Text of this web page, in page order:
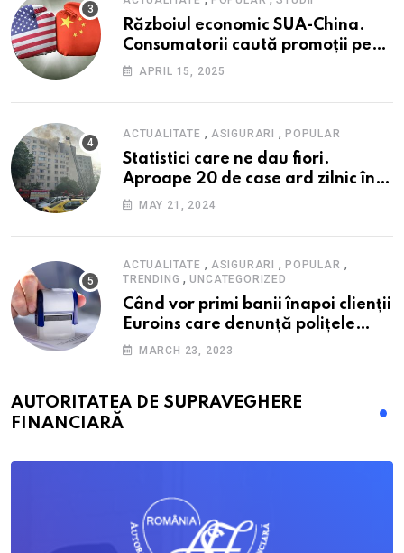
Războiul economic SUA-China.
Consumatorii caută promoții pe
fondul scumpirilor, mai ales la
APRIL 15, 2025
ACTUALITATE , ASIGURARI ,POPULAR
Statistici care ne dau fiori.
Aproape 20 de case ard zilnic în
România, iar pagubele au
nici 40 de lei pe lună
MAY 21, 2024
ACTUALITATE , ASIGURARI ,POPULAR ,
TRENDING ,UNCATEGORIZED
Când vor primi banii înapoi clienții
Euroins care denunță polițele
RCA? Toți pașii și toate termenele
MARCH 23, 2023
AUTORITATEA DE SUPRAVEGHERE
FINANCIARĂ